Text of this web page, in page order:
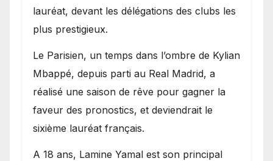
lauréat, devant les délégations des clubs les
plus prestigieux.
Le Parisien, un temps dans l’ombre de Kylian
Mbappé, depuis parti au Real Madrid, a
réalisé une saison de rêve pour gagner la
faveur des pronostics, et deviendrait le
sixième lauréat français.
A 18 ans, Lamine Yamal est son principal